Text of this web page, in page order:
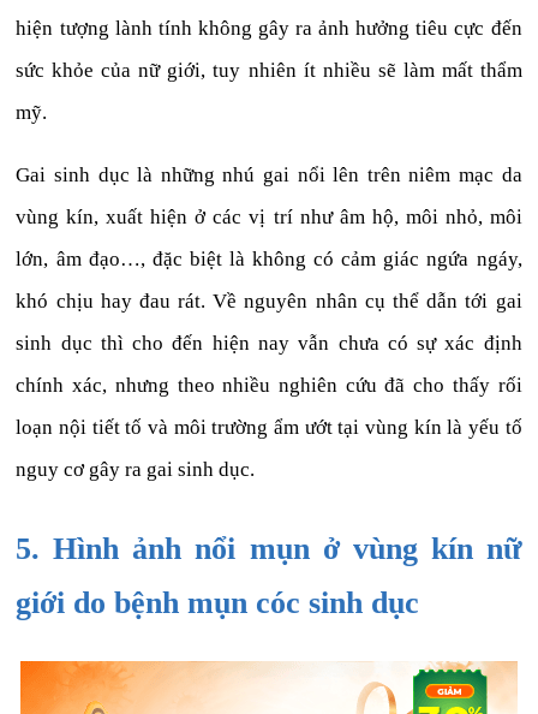
hiện tượng lành tính không gây ra ảnh hưởng tiêu cực đến
sức khỏe của nữ giới, tuy nhiên ít nhiều sẽ làm mất thẩm
mỹ.
Gai sinh dục là những nhú gai nổi lên trên niêm mạc da
vùng kín, xuất hiện ở các vị trí như âm hộ, môi nhỏ, môi
lớn, âm đạo…, đặc biệt là không có cảm giác ngứa ngáy,
khó chịu hay đau rát. Về nguyên nhân cụ thể dẫn tới gai
sinh dục thì cho đến hiện nay vẫn chưa có sự xác định
chính xác, nhưng theo nhiều nghiên cứu đã cho thấy rối
loạn nội tiết tố và môi trường ẩm ướt tại vùng kín là yếu tố
nguy cơ gây ra gai sinh dục.
5. Hình ảnh nổi mụn ở vùng kín nữ
giới do bệnh mụn cóc sinh dục